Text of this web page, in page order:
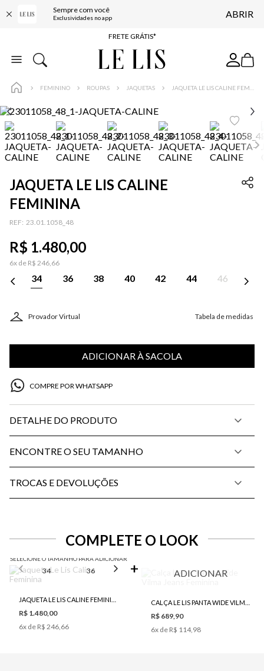
Sempre com você
Exclusividades no app ABRIR
ENTREGA EXPRESSA*
FRETE GRÁTIS*
BAIXE O APP
FEMININO ROUPAS JAQUETAS
JAQUETA LE LIS CALINE
FEMININA
: 23.01.1058_48
R$ 1.480,00
6x de R$ 246,66
34 36 38 40 42 44 46
Provador Virtual Tabela de medidas
ADICIONAR À SACOLA
COMPRE POR WHATSAPP
DETALHE DO PRODUTO
ENCONTRE O SEU TAMANHO
TROCAS E DEVOLUÇÕES
COMPLETE O LOOK
SELECIONE O TAMANHO PARA ADICIONAR
34 36 38 40 42
R$ 1.480,00
6x de R$ 246,66
ADICIONAR
R$ 689,90
6x de R$ 114,98